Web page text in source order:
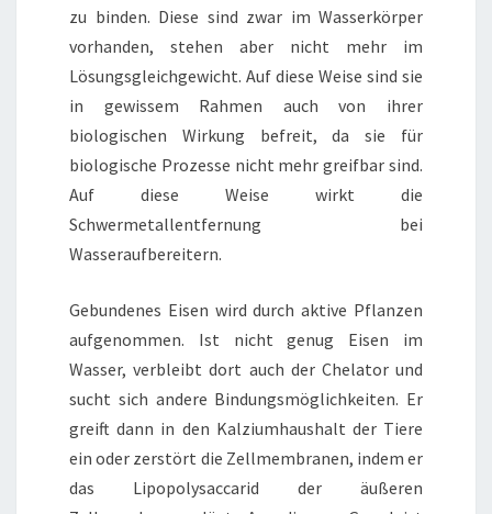
zu binden. Diese sind zwar im Wasserkörper
vorhanden, stehen aber nicht mehr im
Lösungsgleichgewicht. Auf diese Weise sind sie
in gewissem Rahmen auch von ihrer
biologischen Wirkung befreit, da sie für
biologische Prozesse nicht mehr greifbar sind.
Auf diese Weise wirkt die
Schwermetallentfernung bei
Wasseraufbereitern.
Gebundenes Eisen wird durch aktive Pflanzen
aufgenommen. Ist nicht genug Eisen im
Wasser, verbleibt dort auch der Chelator und
sucht sich andere Bindungsmöglichkeiten. Er
greift dann in den Kalziumhaushalt der Tiere
ein oder zerstört die Zellmembranen, indem er
das Lipopolysaccarid der äußeren